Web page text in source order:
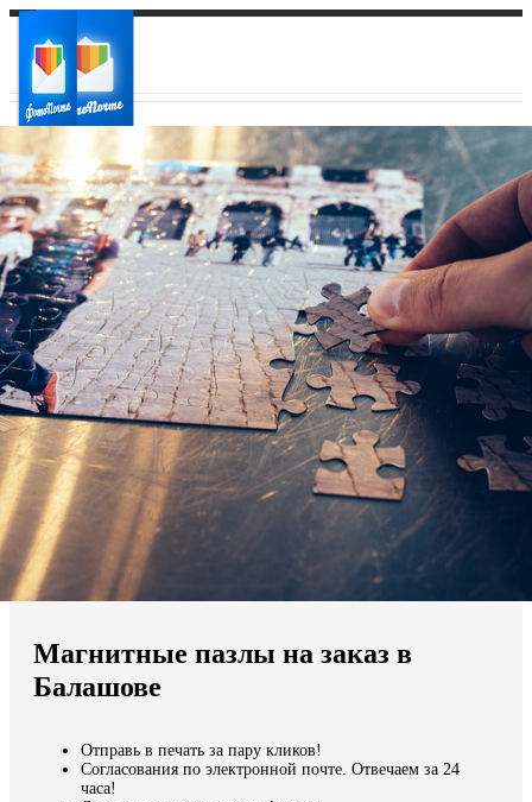
Ваш город:
Ваш регион доставки
Выберите из списка:
Мы доставляем по всему миру
Продолжить без города
Магнитные пазлы на заказ в
Балашове
Отправь в печать за пару кликов!
Согласования по электронной почте. Отвечаем за 24
часа!